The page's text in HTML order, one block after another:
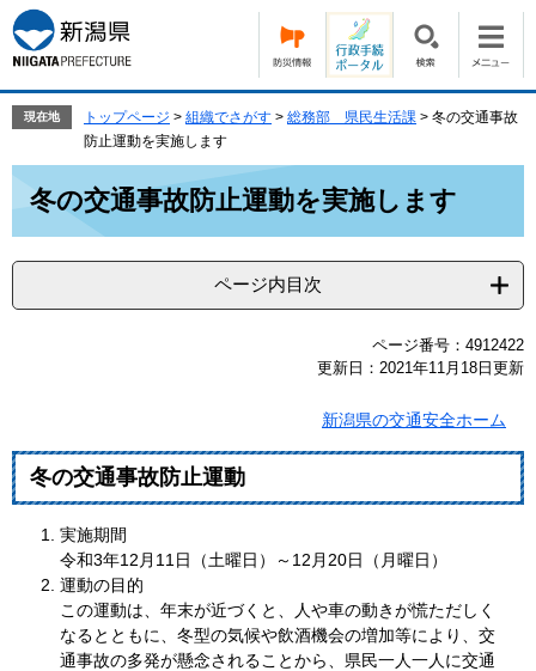
ー
ジ
の
で
ニ
ュ
ー
ば
本
文
現在地 トップページ > 組織でさがす > 総務部 県民生活課 > 冬の交通事故
防止運動を実施します
冬の交通事故防止運動を実施します
ページ内目次
ページ番号：4912422
更新日：2021年11月18日更新
新潟県の交通安全ホーム
冬の交通事故防止運動
実施期間
令和3年12月11日（土曜日）～12月20日（月曜日）
運動の目的
この運動は、年末が近づくと、人や車の動きが慌ただしく
なるとともに、冬型の気候や飲酒機会の増加等により、交
通事故の多発が懸念されることから、県民一人一人に交通